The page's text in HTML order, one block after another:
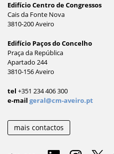
Edifício Centro de Congressos
Cais da Fonte Nova
3810-200 Aveiro
Edifício Paços do Concelho
Praça da República
Apartado 244
3810-156 Aveiro
tel +351 234 406 300
e-mail geral@cm-aveiro.pt
mais contactos